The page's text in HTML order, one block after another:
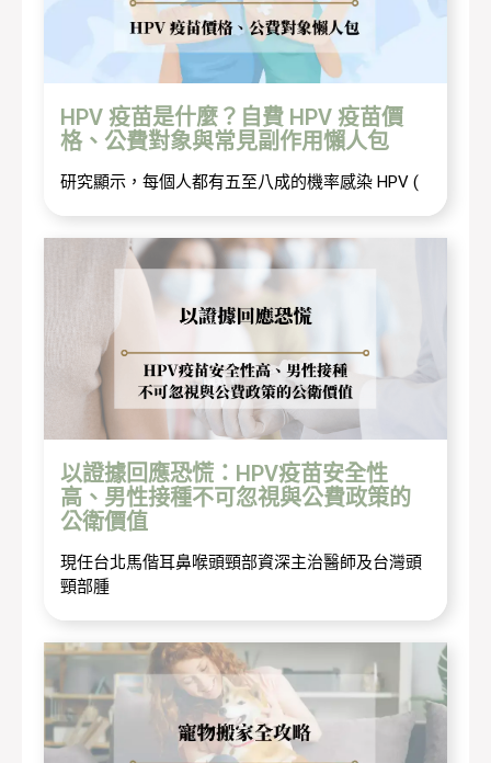
HPV 疫苗是什麼？自費 HPV 疫苗價
格、公費對象與常見副作用懶人包
研究顯示，每個人都有五至八成的機率感染 HPV (
以證據回應恐慌：HPV疫苗安全性
高、男性接種不可忽視與公費政策的
公衛價值
現任台北馬偕耳鼻喉頭頸部資深主治醫師及台灣頭
頸部腫